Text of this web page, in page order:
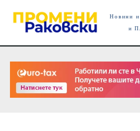
Новини
и